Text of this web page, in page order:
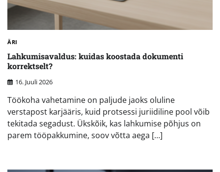
ÄRI
Lahkumisavaldus: kuidas koostada dokumenti
korrektselt?
16. Juuli 2026
Töökoha vahetamine on paljude jaoks oluline
verstapost karjääris, kuid protsessi juriidiline pool võib
tekitada segadust. Ükskõik, kas lahkumise põhjus on
parem tööpakkumine, soov võtta aega […]